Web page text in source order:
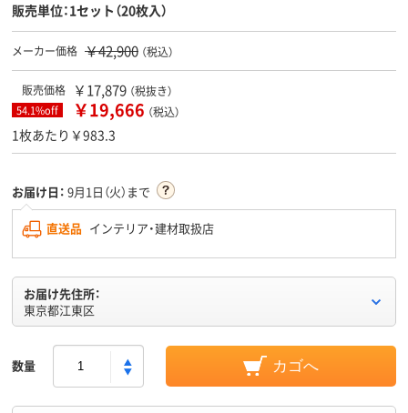
販売単位：1セット（20枚入）
メーカー価格 ￥42,900 （税込）
販売価格 ￥17,879 （税抜き）
54.1%off ￥19,666 （税込）
1枚あたり￥983.3
お届け日： 9月1日（火）まで
直送品 インテリア・建材取扱店
お届け先住所：
東京都江東区
数量 カゴへ